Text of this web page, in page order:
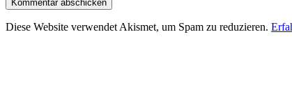
Diese Website verwendet Akismet, um Spam zu reduzieren.